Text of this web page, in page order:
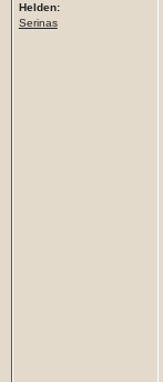
Helden:
Serinas